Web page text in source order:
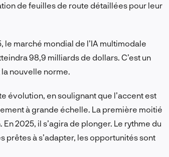
de feuilles de route détaillées pour leur
le marché mondial de l’IA multimodale
98,9 milliards de dollars. C’est un
nouvelle norme.
évolution, en soulignant que l’accent est
à grande échelle. La première moitié
2025, il s’agira de plonger. Le rythme du
à s’adapter, les opportunités sont